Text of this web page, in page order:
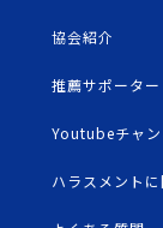
協会紹介
推薦サポーター
Youtubeチャン
ハラスメント